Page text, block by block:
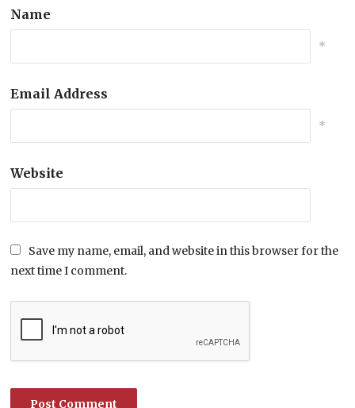
Name
*
Email Address
*
Website
Save my name, email, and website in this browser for the
next time I comment.